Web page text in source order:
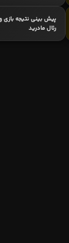
پیش بینی نتیجه بازی
رئال مادرید